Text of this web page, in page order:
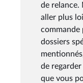
de relance.
aller plus
commande
dossiers
de
que vous